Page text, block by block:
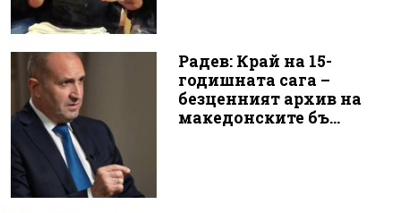
Радев: Край на 15-
годишната сага –
безценният архив на
македонските бъ...